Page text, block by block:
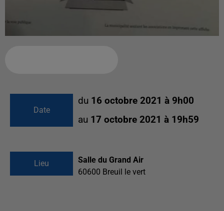
Date
du 16 octobre 2021 à 9h00
au 17 octobre 2021 à 19h59
Lieu
Salle du Grand Air
60600 Breuil le vert